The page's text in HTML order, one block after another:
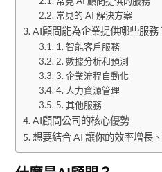
常見的 AI 解決方案
AI顧問能為企業提供哪些服務
1. 智能客戶服務
2. 數據分析和預測
3. 企業流程自動化
4. 人力資源管理
5. 其他服務
AI顧問公司的核心優勢
想要結合 AI 讓你的效率增長